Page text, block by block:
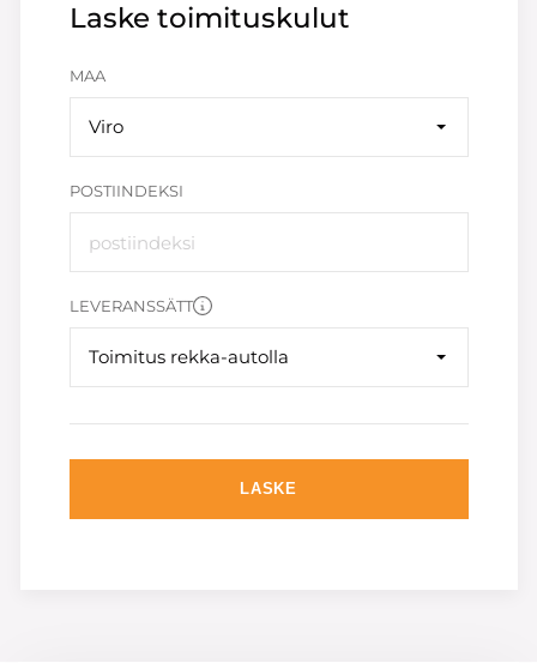
Laske toimituskulut
MAA
Viro
POSTIINDEKSI
LEVERANSSÄTT
Toimitus rekka-autolla
LASKE